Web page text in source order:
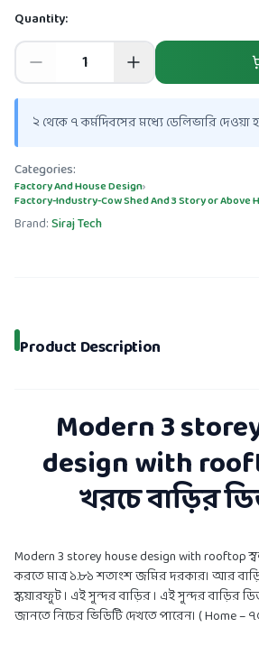
Quantity:
২ থেকে ৭ কর্মদিবসের মধ্যে ডেলিভারি দেওয়া
Categories:
Factory And House Design›
Factory-Industry-Cow Shed And 3 Story or Above
Brand:Siraj Tech
Product Description
Modern 3
design with
খরচে বাড়ির
Modern 3 storey house design with rooftop
করতে মাত্র ১.৮১ শতাংশ জমির দরকার। আর
স্কয়ারফুট । এই সুন্দর বাড়ির । এই সুন্দর বাড়ির
জানতে নিচের ভিডিটি দেখতে পারেন। ( Home –